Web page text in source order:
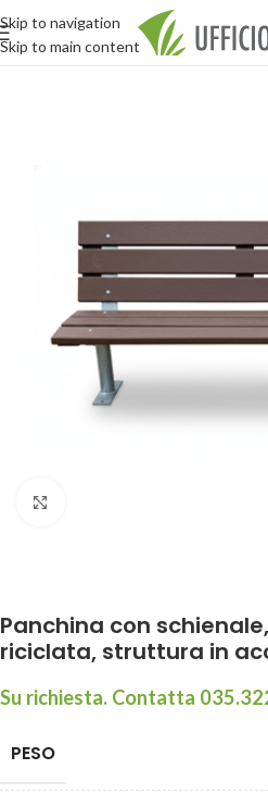
Skip to navigation
Skip to main content
Panchina con
riciclata, struttura in
Su richiesta. Contatta
PESO